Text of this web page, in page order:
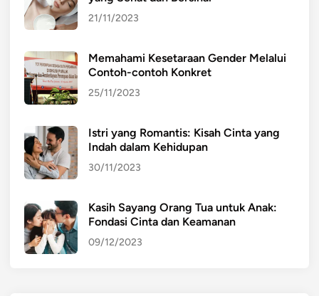
S
a
b
i
l
t
a
s
i
n
a
n
21/11/2023
Memahami Kesetaraan Gender Melalui
Contoh-contoh Konkret
25/11/2023
Istri yang Romantis: Kisah Cinta yang
Indah dalam Kehidupan
30/11/2023
Kasih Sayang Orang Tua untuk Anak:
Fondasi Cinta dan Keamanan
09/12/2023